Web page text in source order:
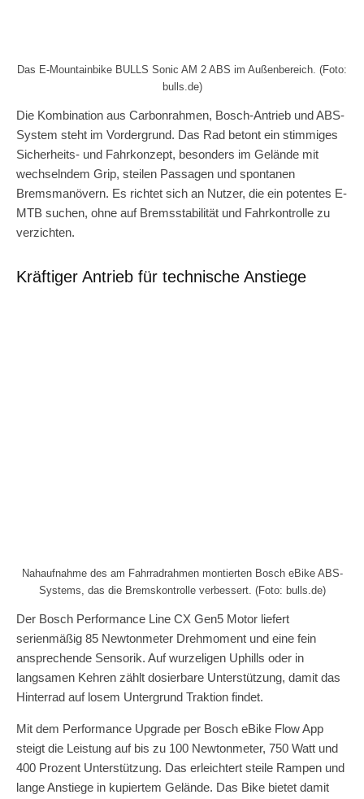
Das E-Mountainbike BULLS Sonic AM 2 ABS im Außenbereich. (Foto:
bulls.de)
Die Kombination aus Carbonrahmen, Bosch-Antrieb und ABS-
System steht im Vordergrund. Das Rad betont ein stimmiges
Sicherheits- und Fahrkonzept, besonders im Gelände mit
wechselndem Grip, steilen Passagen und spontanen
Bremsmanövern. Es richtet sich an Nutzer, die ein potentes E-
MTB suchen, ohne auf Bremsstabilität und Fahrkontrolle zu
verzichten.
Kräftiger Antrieb für technische Anstiege
Nahaufnahme des am Fahrradrahmen montierten Bosch eBike ABS-
Systems, das die Bremskontrolle verbessert. (Foto: bulls.de)
Der Bosch Performance Line CX Gen5 Motor liefert
serienmäßig 85 Newtonmeter Drehmoment und eine fein
ansprechende Sensorik. Auf wurzeligen Uphills oder in
langsamen Kehren zählt dosierbare Unterstützung, damit das
Hinterrad auf losem Untergrund Traktion findet.
Mit dem Performance Upgrade per Bosch eBike Flow App
steigt die Leistung auf bis zu 100 Newtonmeter, 750 Watt und
400 Prozent Unterstützung. Das erleichtert steile Rampen und
lange Anstiege in kupiertem Gelände. Das Bike bietet damit